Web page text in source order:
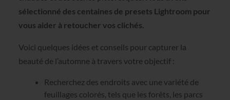
sélectionné des centaines de presets Lightroom pour
vous aider à retoucher vos clichés.
Voici quelques idées et conseils pour capturer la
beauté de l’automne à travers votre objectif :
Recherchez des endroits avec une variété de
feuillages colorés, tels que les forêts, les parcs